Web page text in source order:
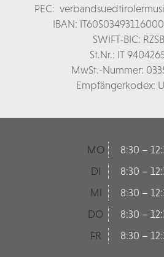
PEC:
IBAN:
SWIFT-BIC:
St.Nr.: IT
MwSt.-Nummer:
Empfängerkodex:
MO
8:30 –
DI
8:30 –
MI
8:30 –
DO
8:30 –
FR
8:30 –